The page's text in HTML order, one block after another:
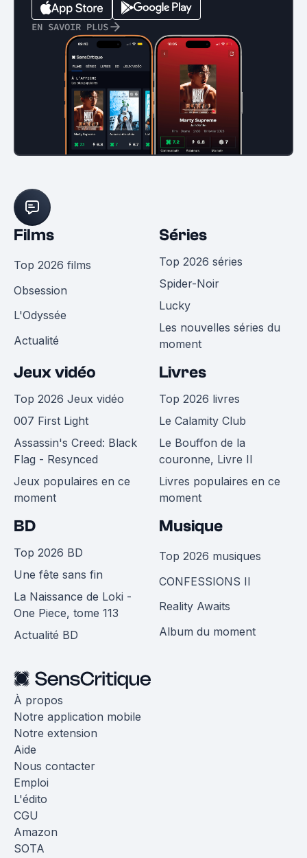
EN SAVOIR PLUS
Films
Top 2026 films
Obsession
L'Odyssée
Actualité
Séries
Top 2026 séries
Spider-Noir
Lucky
Les nouvelles séries du
moment
Jeux vidéo
Top 2026 Jeux vidéo
007 First Light
Assassin's Creed: Black
Flag - Resynced
Jeux populaires en ce
moment
Livres
Top 2026 livres
Le Calamity Club
Le Bouffon de la
couronne, Livre II
Livres populaires en ce
moment
BD
Top 2026 BD
Une fête sans fin
La Naissance de Loki -
One Piece, tome 113
Actualité BD
Musique
Top 2026 musiques
CONFESSIONS II
Reality Awaits
Album du moment
À propos
Notre application mobile
Notre extension
Aide
Nous contacter
Emploi
L'édito
CGU
Amazon
SOTA